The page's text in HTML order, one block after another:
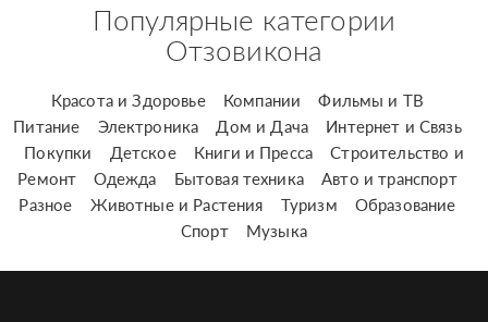
Популярные категории
Отзовикона
Красота и Здоровье Компании
Фильмы и ТВ
Питание
Электроника Дом и Дача
Интернет и Связь
Покупки
Детское Книги и Пресса
Строительство и
Ремонт
Одежда Бытовая техника
Авто и транспорт
Разное
Животные и Растения Туризм
Образование
Спорт
Музыка